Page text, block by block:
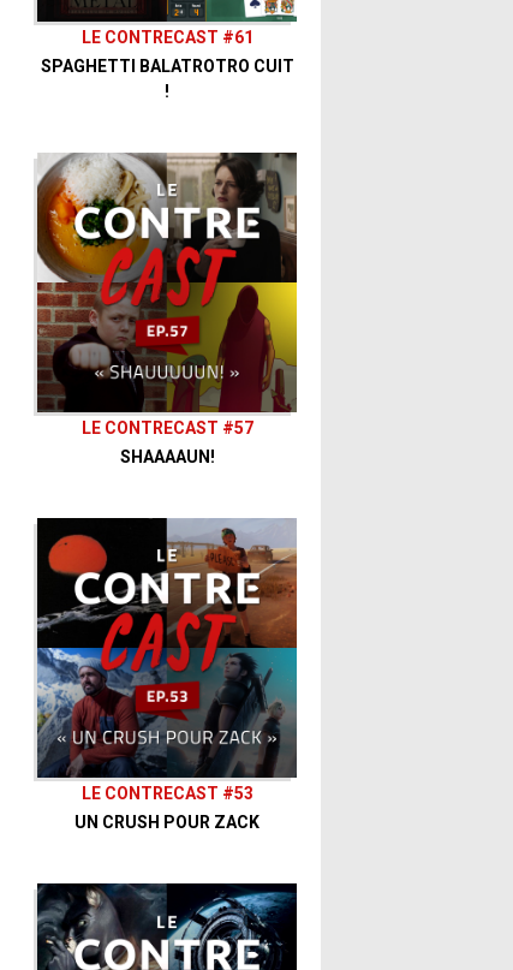
LE CONTRECAST #61
SPAGHETTI BALATROTRO CUIT
!
LE CONTRECAST #57
SHAAAAUN!
LE CONTRECAST #53
UN CRUSH POUR ZACK